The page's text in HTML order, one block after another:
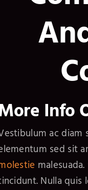
Info
ac diam
sed sit
Nulla quis